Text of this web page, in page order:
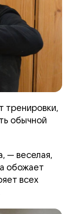
тренировки,
обычной
— веселая,
обожает
всех